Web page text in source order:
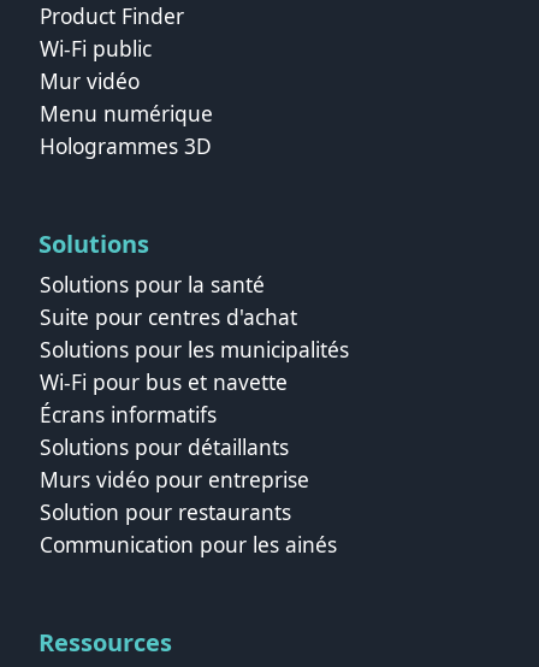
Product Finder
Wi-Fi public
Mur vidéo
Menu numérique
Hologrammes 3D
Solutions
Solutions pour la santé
Suite pour centres d'achat
Solutions pour les municipalités
Wi‑Fi pour bus et navette
Écrans informatifs
Solutions pour détaillants
Murs vidéo pour entreprise
Solution pour restaurants
Communication pour les ainés
Ressources